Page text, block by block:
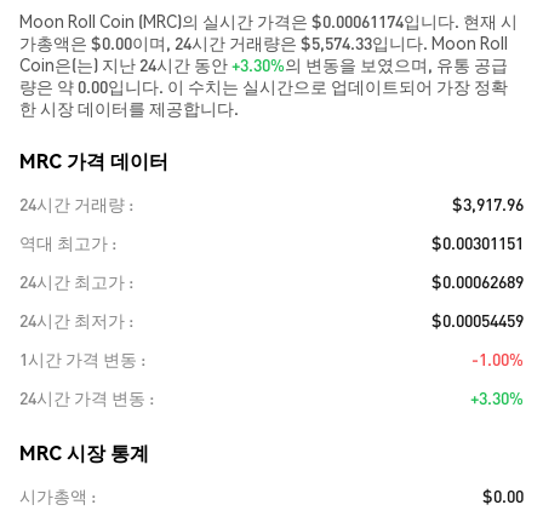
Moon Roll Coin (MRC)의 실시간 가격은 $0.00061174입니다. 현재 시
가총액은 $0.00이며, 24시간 거래량은 $5,574.33입니다. Moon Roll
Coin은(는) 지난 24시간 동안+3.30%의 변동을 보였으며, 유통 공급
량은 약 0.00입니다. 이 수치는 실시간으로 업데이트되어 가장 정확
한 시장 데이터를 제공합니다.
MRC 가격 데이터
24시간 거래량
$3,917.96
역대 최고가
$0.00301151
24시간 최고가
$0.00062689
24시간 최저가
$0.00054459
1시간 가격 변동
-1.00%
24시간 가격 변동
+3.30%
MRC 시장 통계
시가총액
$0.00